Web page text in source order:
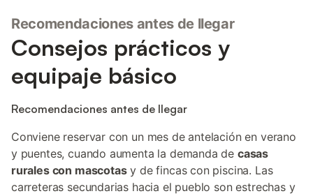
Recomendaciones antes de llegar
Consejos prácticos y
equipaje básico
Recomendaciones antes de llegar
Conviene reservar con un mes de antelación en verano
y puentes, cuando aumenta la demanda de casas
rurales con mascotasy de fincas con piscina. Las
carreteras secundarias hacia el pueblo son estrechas y